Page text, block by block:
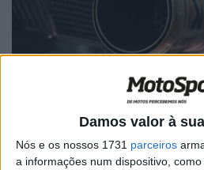
Damos valor à
Nós e os nossos 1731 parceiros
a informações num dispositivo,
Escape Akrapovic